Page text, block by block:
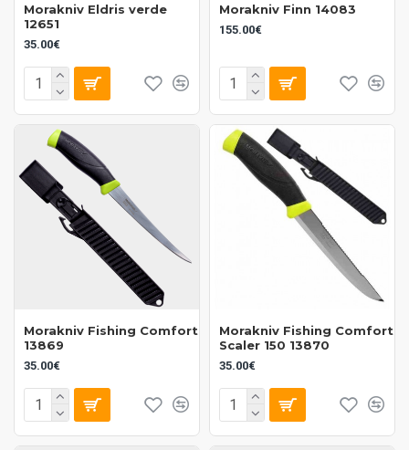
Morakniv Eldris verde
12651
35.00€
Morakniv Finn 14083
155.00€
Morakniv Fishing Comfort
13869
35.00€
Morakniv Fishing Comfort
Scaler 150 13870
35.00€